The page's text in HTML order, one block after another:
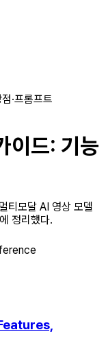
·프롬프트
드: 기능
모달 AI 영상 모델
정리했다.